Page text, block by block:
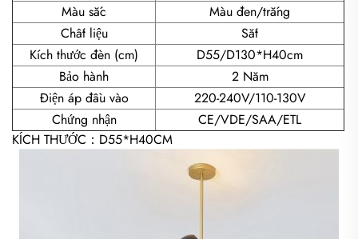
Màu sắc
Màu đen/trắng
Chất liệu
Sắt
Kích thước đèn (cm)
D55/D130*H40cm
Bảo hành
2 Năm
Điện áp đầu vào
220-240V/110-130V
Chứng nhận
CE/VDE/SAA/ETL
KÍCH THƯỚC：D55*H40CM